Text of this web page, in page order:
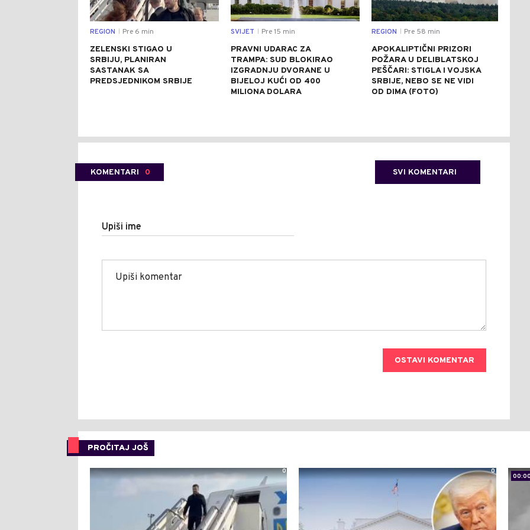
REGION Pre 6 min
ZELENSKI STIGAO U
SRBIJU, PLANIRAN
SASTANAK SA
PREDSJEDNIKOM SRBIJE
SVIJET Pre 15 min
PRAVNI UDARAC ZA
TRAMPA: SUD BLOKIRAO
IZGRADNJU DVORANE U
BIJELOJ KUĆI OD 400
MILIONA DOLARA
REGION Pre 58 min
APOKALIPTIČNI PRIZORI
POŽARA U DELIBLATSKOJ
PEŠČARI: STIGLA I VOJSKA
SRBIJE, NEBO SE NE VIDI
OD DIMA (FOTO)
KOMENTARI 0 SVI KOMENTARI
Upiši ime
OSTAVI KOMENTAR
PROČITAJ JOŠ
0 0